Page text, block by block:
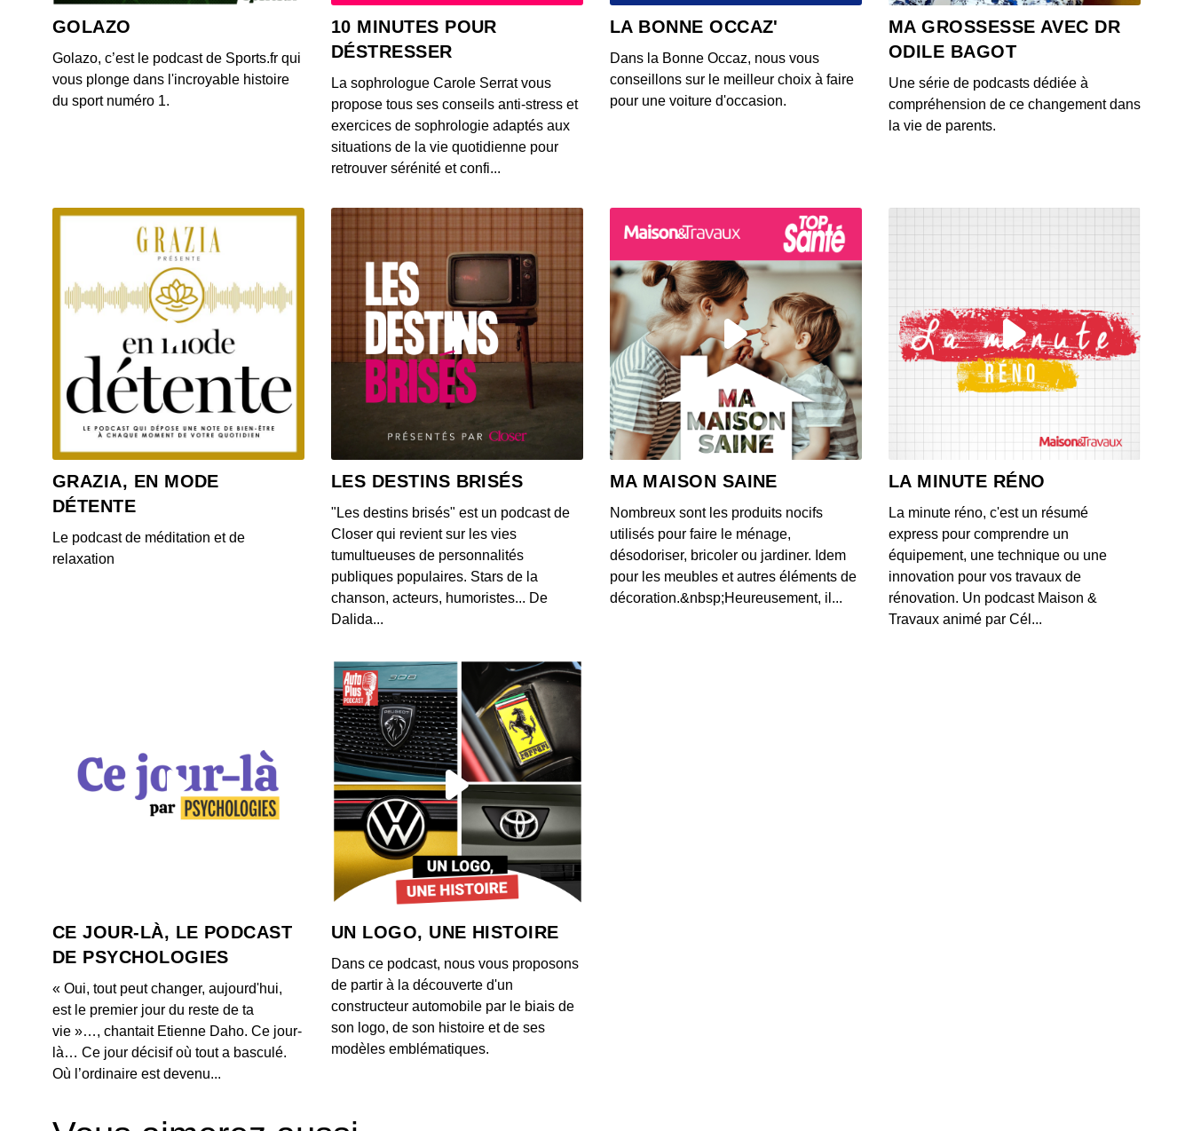
programme de guerre des étoiles ?
18 - Le jour où l'on a cloné un animal pour la première fois
16 - Le premier virus informatique sauvage...était une farce
d'un ado de 15 ans !
00:04:41 - IL Y A 5 ANS
15 - L’invention du Valium, le rêve d’une pilule du bonheur qui
soulagerait l'angoisse
00:04:48 - IL Y A 5 ANS
14 - Le jour où le destin du climat a basculé
00:04:56 - IL Y A 5 ANS
00:04:57 - IL Y A 5 ANS
12 - Le très secret « projet Manhattan », à l'origine de la
GOLAZO
Golazo, c’est le podcast de Sports.fr qui
vous plonge dans l'incroyable histoire
du sport numéro 1.
10 MINUTES POUR
DÉSTRESSER
La sophrologue Carole Serrat vous
propose tous ses conseils anti-stress et
exercices de sophrologie adaptés aux
situations de la vie quotidienne pour
retrouver sérénité et confi...
LA BONNE OCCAZ'
Dans la Bonne Occaz, nous vous
conseillons sur le meilleur choix à faire
pour une voiture d'occasion.
MA GROSSESSE AVEC DR
ODILE BAGOT
Une série de podcasts dédiée à
compréhension de ce changement dans
la vie de parents.
GRAZIA, EN MODE
DÉTENTE
Le podcast de méditation et de
relaxation
LES DESTINS BRISÉS
"Les destins brisés" est un podcast de
Closer qui revient sur les vies
tumultueuses de personnalités
publiques populaires. Stars de la
chanson, acteurs, humoristes... De
Dalida...
MA MAISON SAINE
Nombreux sont les produits nocifs
utilisés pour faire le ménage,
désodoriser, bricoler ou jardiner. Idem
pour les meubles et autres éléments de
décoration.&nbsp;Heureusement, il...
LA MINUTE RÉNO
La minute réno, c'est un résumé
express pour comprendre un
équipement, une technique ou une
innovation pour vos travaux de
rénovation. Un podcast Maison &
Travaux animé par Cél...
CE JOUR-LÀ, LE PODCAST
DE PSYCHOLOGIES
« Oui, tout peut changer, aujourd'hui,
est le premier jour du reste de ta
vie »…, chantait Etienne Daho. Ce jour-
là… Ce jour décisif où tout a basculé.
Où l’ordinaire est devenu...
UN LOGO, UNE HISTOIRE
Dans ce podcast, nous vous proposons
de partir à la découverte d'un
constructeur automobile par le biais de
son logo, de son histoire et de ses
modèles emblématiques.